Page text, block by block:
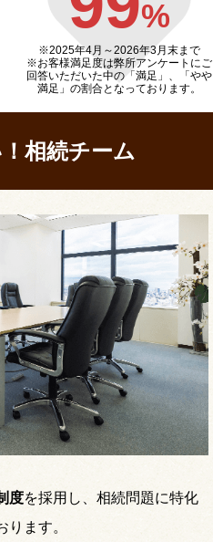
%
※2025年4月～2026年3月末まで
※お客様満足度は弊所アンケートにご
回答いただいた中の「満足」、「やや
満足」の割合となっております。
相続チーム
度を採用し、相続問題に特化
ります。